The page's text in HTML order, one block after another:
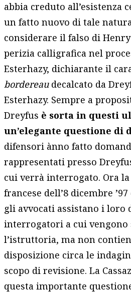
abbia creduto all’esistenza
un fatto nuovo di tale
considerare il falso di
perizia calligrafica nel
Esterhazy, dichiarante il
bordereaudecalcato da
Esterhazy. Sempre a
Dreyfus è sorta in questi
un’elegante questione di
difensori ànno fatto
rappresentati presso
cui verrà interrogato. Ora
francese dell’8 dicembre
gli avvocati assistano i loro
interrogatori a cui
l’istruttoria, ma non
disposizione circa le
scopo di revisione. La
questa importante